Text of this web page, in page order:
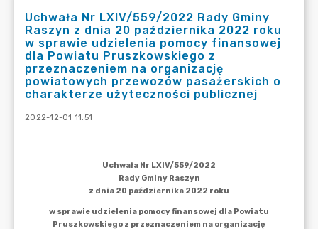
Uchwała Nr LXIV/559/2022 Rady Gminy
Raszyn z dnia 20 października 2022 roku
w sprawie udzielenia pomocy finansowej
dla Powiatu Pruszkowskiego z
przeznaczeniem na organizację
powiatowych przewozów pasażerskich o
charakterze użyteczności publicznej
2022-12-01 11:51